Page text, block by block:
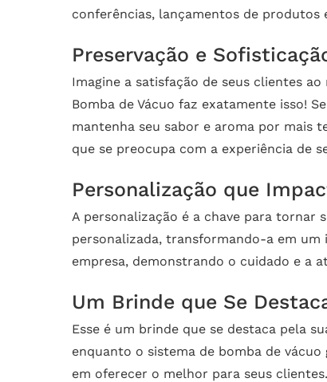
conferências, lançamentos de produtos
Preservação e
Imagine a satisfação de seus clientes
Bomba de Vácuo faz exatamente isso!
mantenha seu sabor e aroma por mais
que se preocupa com a experiência de
Personalização que
A personalização é a chave para tornar
personalizada, transformando-a em
empresa, demonstrando o cuidado e a
Um Brinde que Se
Esse é um brinde que se destaca pela
enquanto o sistema de bomba de
em oferecer o melhor para seus clientes.